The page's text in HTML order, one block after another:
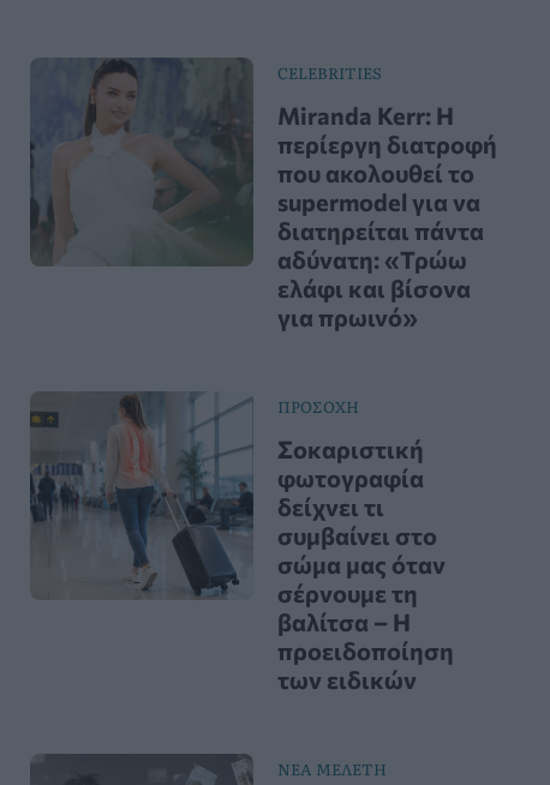
CELEBRITIES
Miranda Kerr: Η
περίεργη διατροφή
που ακολουθεί το
supermodel για να
διατηρείται πάντα
αδύνατη: «Τρώω
ελάφι και βίσονα
για πρωινό»
ΠΡΟΣΟΧΗ
Σοκαριστική
φωτογραφία
δείχνει τι
συμβαίνει στο
σώμα μας όταν
σέρνουμε τη
βαλίτσα – Η
προειδοποίηση
των ειδικών
ΝΕΑ ΜΕΛΕΤΗ